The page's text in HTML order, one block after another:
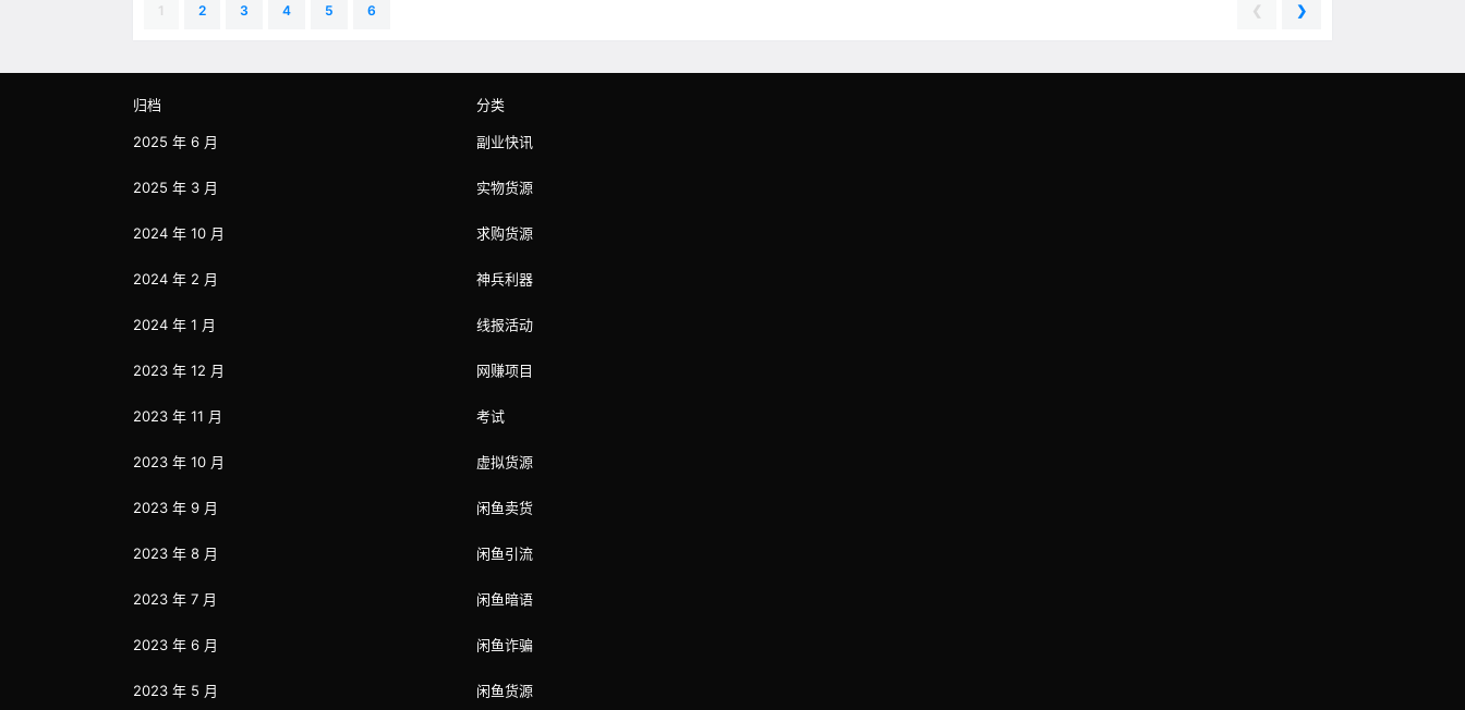
1 2 3 4 5 6 ❮ ❯
归档
2025 年 6 月
2025 年 3 月
2024 年 10 月
2024 年 2 月
2024 年 1 月
2023 年 12 月
2023 年 11 月
2023 年 10 月
2023 年 9 月
2023 年 8 月
2023 年 7 月
2023 年 6 月
2023 年 5 月
分类
副业快讯
实物货源
求购货源
神兵利器
线报活动
网赚项目
考试
虚拟货源
闲鱼卖货
闲鱼引流
闲鱼暗语
闲鱼诈骗
闲鱼货源